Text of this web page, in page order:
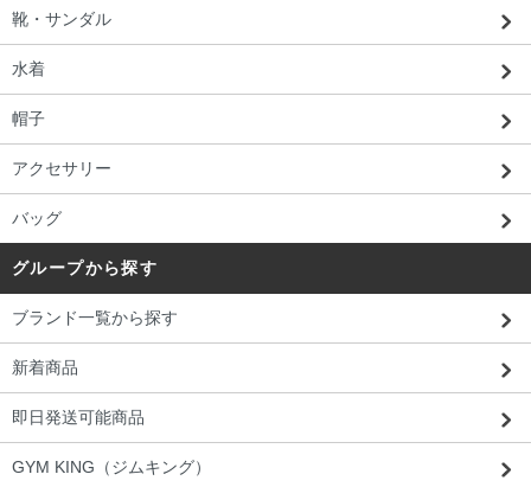
靴・サンダル
水着
帽子
アクセサリー
バッグ
グループから探す
ブランド一覧から探す
新着商品
即日発送可能商品
GYM KING（ジムキング）